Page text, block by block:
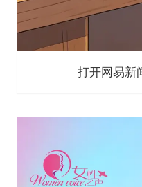
打开网易新